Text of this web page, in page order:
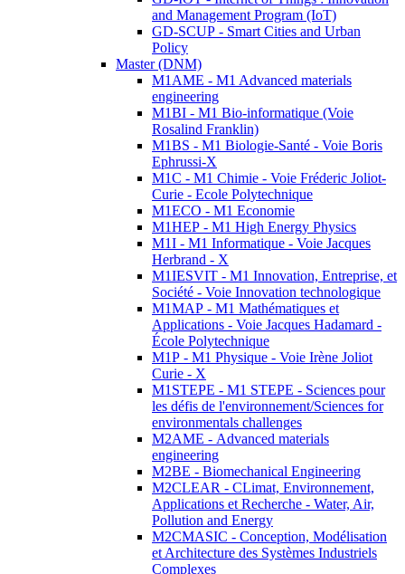
and Management Program (IoT)
GD-SCUP - Smart Cities and Urban
Policy
Master (DNM)
M1AME - M1 Advanced materials
engineering
M1BI - M1 Bio-informatique (Voie
Rosalind Franklin)
M1BS - M1 Biologie-Santé - Voie Boris
Ephrussi-X
M1C - M1 Chimie - Voie Fréderic Joliot-
Curie - Ecole Polytechnique
M1ECO - M1 Economie
M1HEP - M1 High Energy Physics
M1I - M1 Informatique - Voie Jacques
Herbrand - X
M1IESVIT - M1 Innovation, Entreprise, et
Société - Voie Innovation technologique
M1MAP - M1 Mathématiques et
Applications - Voie Jacques Hadamard -
École Polytechnique
M1P - M1 Physique - Voie Irène Joliot
Curie - X
M1STEPE - M1 STEPE - Sciences pour
les défis de l'environnement/Sciences for
environmentals challenges
M2AME - Advanced materials
engineering
M2BE - Biomechanical Engineering
M2CLEAR - CLimat, Environnement,
Applications et Recherche - Water, Air,
Pollution and Energy
M2CMASIC - Conception, Modélisation
et Architecture des Systèmes Industriels
Complexes